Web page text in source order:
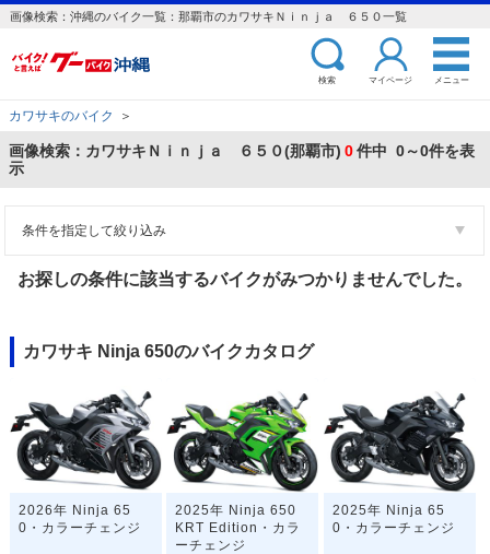
画像検索：沖縄のバイク一覧：那覇市のカワサキＮｉｎｊａ ６５０一覧
検索 マイページ メニュー
カワサキのバイク ＞
画像検索：カワサキＮｉｎｊａ ６５０(那覇市) 0件中 0～0件を表
示
条件を指定して絞り込み
お探しの条件に該当するバイクがみつかりませんでした。
カワサキ Ninja 650のバイクカタログ
2026年 Ninja 65
0・カラーチェンジ
2025年 Ninja 650
KRT Edition・カラ
ーチェンジ
2025年 Ninja 65
0・カラーチェンジ